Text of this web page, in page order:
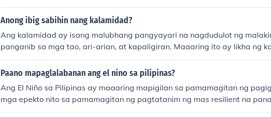
oy ito sa mga paraan upang maibsan o mawala ang mga sintomas ng
an. Sa mas malawak na konteksto, maaari rin itong tumukoy sa anumang
Anong ibig sabihin nang kalamidad?
Ang kalamidad ay isang malubhang pangyayari na nagdudulot ng
panganib sa mga tao, ari-arian, at kapaligiran. Maaaring ito ay likha ng
ng bagyo o lindol, o dulot ng mga gawaing tao, tulad ng mga sakuna sa
mga kalamidad ay nangangailangan ng agarang tugon at tulong mula sa
Paano mapaglalabanan ang el nino sa pilipinas?
Ang El Niño sa Pilipinas ay maaaring mapigilan sa pamamagitan ng
mga epekto nito sa pamamagitan ng pagtatanim ng mas resilient na
t ng water-saving technologies, at pagtukoy ng mga aksyon na